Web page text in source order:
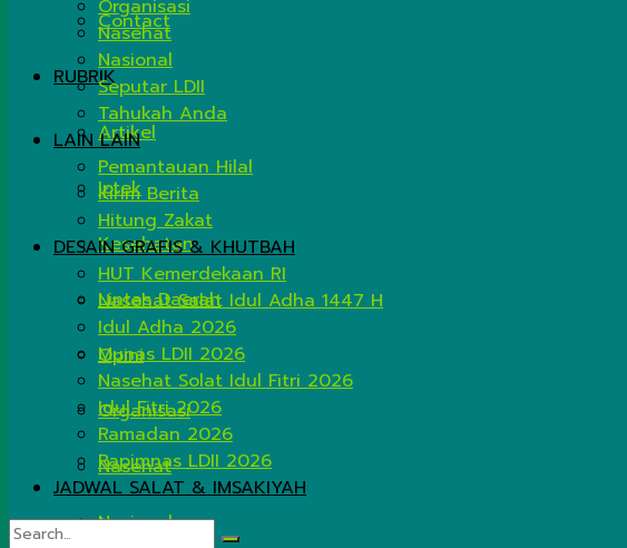
Contact
RUBRIK
Artikel
Iptek
Kesehatan
Lintas Daerah
Opini
Organisasi
Nasehat
Nasional
Organisasi
Nasehat
Nasional
Seputar LDII
Tahukah Anda
LAIN LAIN
Pemantauan Hilal
Kirim Berita
Hitung Zakat
DESAIN GRAFIS & KHUTBAH
HUT Kemerdekaan RI
Nasehat Salat Idul Adha 1447 H
Idul Adha 2026
Munas LDII 2026
Nasehat Solat Idul Fitri 2026
Idul Fitri 2026
Ramadan 2026
Rapimnas LDII 2026
JADWAL SALAT & IMSAKIYAH